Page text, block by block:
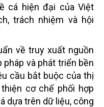
cá hiện đại của Việt
trách nhiệm và hội
về truy xuất nguồn
và phát triển bền
cầu bắt buộc của thị
cơ chế phối hợp
dựa trên dữ liệu, công